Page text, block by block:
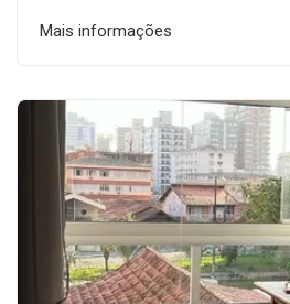
Mais informações